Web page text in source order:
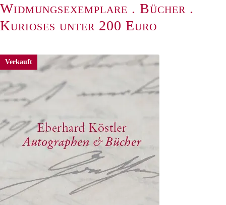
Widmungsexemplare . Bücher .
Kurioses unter 200 Euro
Verkauft